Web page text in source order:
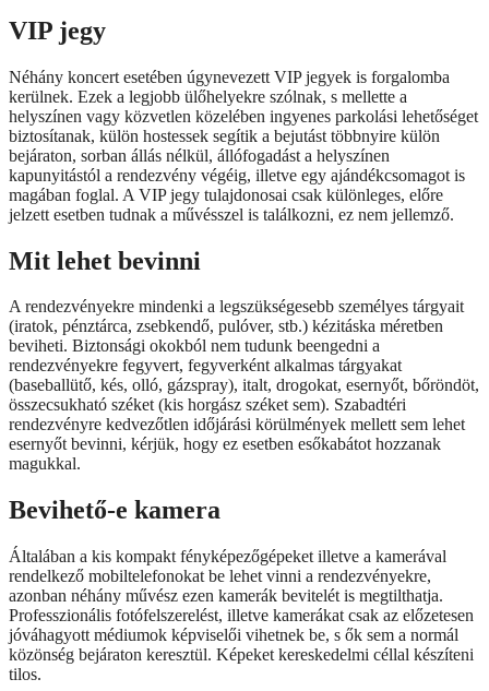
VIP jegy
Néhány koncert esetében úgynevezett VIP jegyek is forgalomba
kerülnek. Ezek a legjobb ülőhelyekre szólnak, s mellette a
helyszínen vagy közvetlen közelében ingyenes parkolási lehetőséget
biztosítanak, külön hostessek segítik a bejutást többnyire külön
bejáraton, sorban állás nélkül, állófogadást a helyszínen
kapunyitástól a rendezvény végéig, illetve egy ajándékcsomagot is
magában foglal. A VIP jegy tulajdonosai csak különleges, előre
jelzett esetben tudnak a művésszel is találkozni, ez nem jellemző.
Mit lehet bevinni
A rendezvényekre mindenki a legszükségesebb személyes tárgyait
(iratok, pénztárca, zsebkendő, pulóver, stb.) kézitáska méretben
beviheti. Biztonsági okokból nem tudunk beengedni a
rendezvényekre fegyvert, fegyverként alkalmas tárgyakat
(baseballütő, kés, olló, gázspray), italt, drogokat, esernyőt, bőröndöt,
összecsukható széket (kis horgász széket sem). Szabadtéri
rendezvényre kedvezőtlen időjárási körülmények mellett sem lehet
esernyőt bevinni, kérjük, hogy ez esetben esőkabátot hozzanak
magukkal.
Bevihető-e kamera
Általában a kis kompakt fényképezőgépeket illetve a kamerával
rendelkező mobiltelefonokat be lehet vinni a rendezvényekre,
azonban néhány művész ezen kamerák bevitelét is megtilthatja.
Professzionális fotófelszerelést, illetve kamerákat csak az előzetesen
jóváhagyott médiumok képviselői vihetnek be, s ők sem a normál
közönség bejáraton keresztül. Képeket kereskedelmi céllal készíteni
tilos.